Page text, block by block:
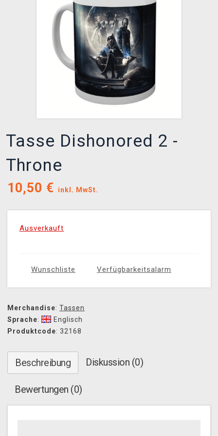
XZONE CLUB
Tasse Dishonored 2 -
Throne
10,50 € inkl. MwSt.
Ausverkauft
Wunschliste Verfügbarkeitsalarm
Merchandise: Tassen
Sprache:
Englisch
Produktcode: 32168
Beschreibung Diskussion (0)
Bewertungen (0)